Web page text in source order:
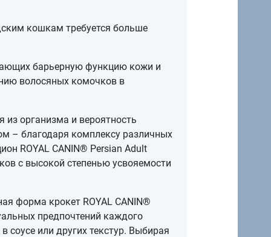
кошкам требуется больше
барьерную функцию кожи и
волосяных комочков в
из организма и вероятность
– благодаря комплексу различных
ROYAL CANIN® Persian Adult
с высокой степенью усвояемости
форма крокет ROYAL CANIN®
предпочтений каждого
или других текстур. Выбирая